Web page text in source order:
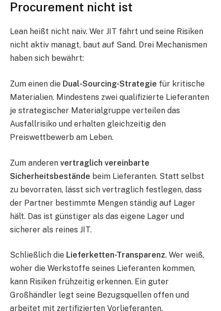
Procurement nicht ist
Lean heißt nicht naiv. Wer JIT fährt und seine Risiken
nicht aktiv managt, baut auf Sand. Drei Mechanismen
haben sich bewährt:
Zum einen die Dual-Sourcing-Strategie für kritische
Materialien. Mindestens zwei qualifizierte Lieferanten
je strategischer Materialgruppe verteilen das
Ausfallrisiko und erhalten gleichzeitig den
Preiswettbewerb am Leben.
Zum anderen vertraglich vereinbarte
Sicherheitsbestände beim Lieferanten. Statt selbst
zu bevorraten, lässt sich vertraglich festlegen, dass
der Partner bestimmte Mengen ständig auf Lager
hält. Das ist günstiger als das eigene Lager und
sicherer als reines JIT.
Schließlich die Lieferketten-Transparenz. Wer weiß,
woher die Werkstoffe seines Lieferanten kommen,
kann Risiken frühzeitig erkennen. Ein guter
Großhändler legt seine Bezugsquellen offen und
arbeitet mit zertifizierten Vorlieferanten.